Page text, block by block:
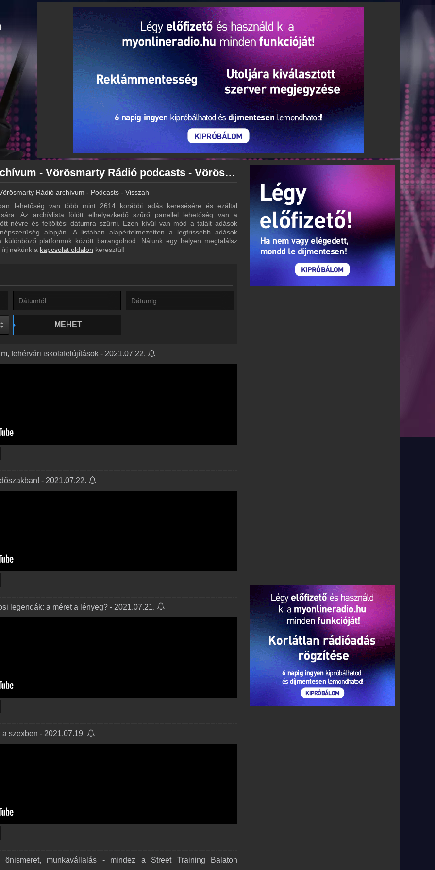
Vörösmarty Rádió archívum - Vörösmarty Rádió podcasts - Vörösmarty Rádió visszahallgatás
Rádió archívum - Podcasts - Visszahallgatás
lehetőség van több mint 2614 korábbi adás keresésére és ezáltal
Az archívlista fölött elhelyezkedő szűrő panellel lehetőség van a
névre és feltöltési dátumra szűrni. Ezen kívül van mód a talált adások
alapján. A listában alapértelmezetten a legfrissebb adások
platformok között barangolnod. Nálunk egy helyen megtalálsz
nekünk a kapcsolat oldalon keresztül!
MEHET
fehérvári iskolafelújítások - 2021.07.22.
- 2021.07.22.
legendák: a méret a lényeg? - 2021.07.21.
szexben - 2021.07.19.
önismeret, munkavállalás - mindez a Street Training Balaton